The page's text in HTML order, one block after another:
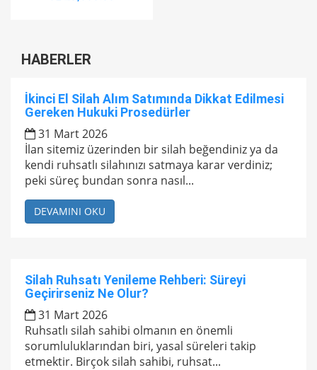
HABERLER
İkinci El Silah Alım Satımında Dikkat Edilmesi
Gereken Hukuki Prosedürler
31 Mart 2026
İlan sitemiz üzerinden bir silah beğendiniz ya da
kendi ruhsatlı silahınızı satmaya karar verdiniz;
peki süreç bundan sonra nasıl...
DEVAMINI OKU
Silah Ruhsatı Yenileme Rehberi: Süreyi
Geçirirseniz Ne Olur?
31 Mart 2026
Ruhsatlı silah sahibi olmanın en önemli
sorumluluklarından biri, yasal süreleri takip
etmektir. Birçok silah sahibi, ruhsat...